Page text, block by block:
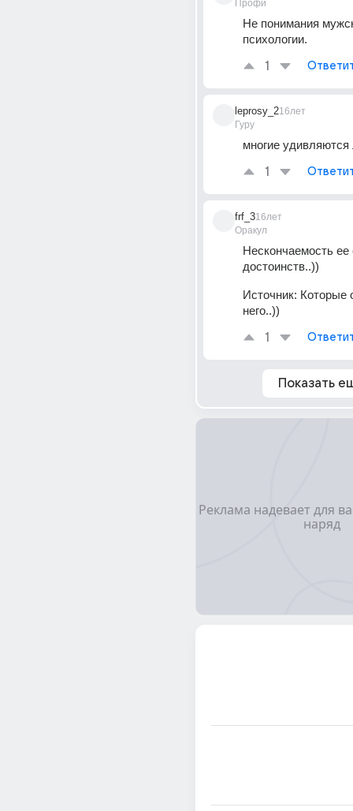
Профи
Не понимания
психологии.
1
leprosy_2
Гуру
16лет
многие удивляются
1
frf_3
Оракул
16лет
Нескончаемость ее
достоинств..))
Источник: Которые
него..))
1
Показать